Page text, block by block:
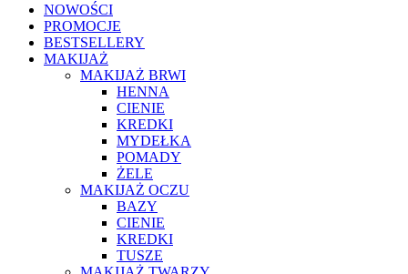
NOWOŚCI
PROMOCJE
BESTSELLERY
MAKIJAŻ
MAKIJAŻ BRWI
HENNA
CIENIE
KREDKI
MYDEŁKA
POMADY
ŻELE
MAKIJAŻ OCZU
BAZY
CIENIE
KREDKI
TUSZE